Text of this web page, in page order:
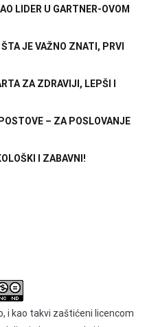
LIDER U GARTNER-OVOM
JE VAŽNO ZNATI, PRVI
ZA ZDRAVIJI, LEPŠI I
– ZA POSLOVANJE
I ZABAVNI!
i kao takvi zaštićeni licencom